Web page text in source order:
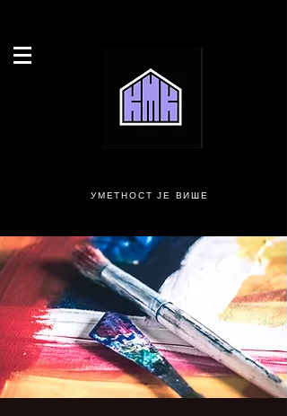
УМЕТНОСТ ЈЕ ВИШЕ